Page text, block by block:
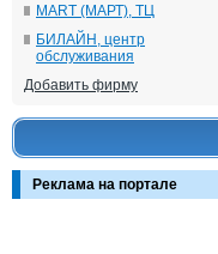
MART (МАРТ), ТЦ
БИЛАЙН, центр
обслуживания
Добавить фирму
Реклама на портале